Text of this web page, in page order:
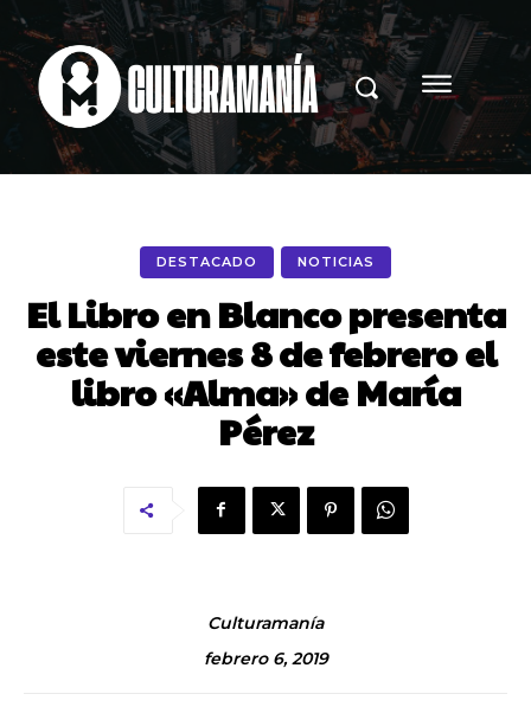
DESTACADO NOTICIAS
El Libro en Blanco presenta
este viernes 8 de febrero el
libro «Alma» de María
Pérez
Culturamanía
febrero 6, 2019